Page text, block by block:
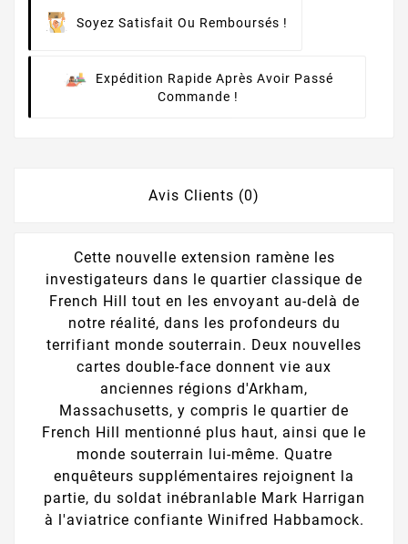
Soyez Satisfait Ou Remboursés !
Expédition Rapide Après Avoir Passé
Commande !
Avis Clients (0)
Cette nouvelle extension ramène les
investigateurs dans le quartier classique de
French Hill tout en les envoyant au-delà de
notre réalité, dans les profondeurs du
terrifiant monde souterrain. Deux nouvelles
cartes double-face donnent vie aux
anciennes régions d'Arkham,
Massachusetts, y compris le quartier de
French Hill mentionné plus haut, ainsi que le
monde souterrain lui-même. Quatre
enquêteurs supplémentaires rejoignent la
partie, du soldat inébranlable Mark Harrigan
à l'aviatrice confiante Winifred Habbamock.